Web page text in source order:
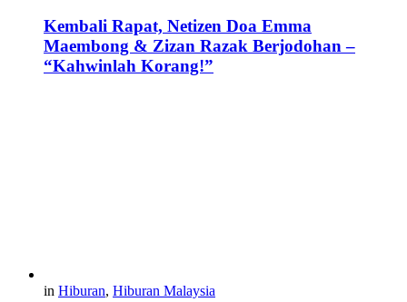
Kembali Rapat, Netizen Doa Emma
Maembong & Zizan Razak Berjodohan –
“Kahwinlah Korang!”
in Hiburan, Hiburan Malaysia